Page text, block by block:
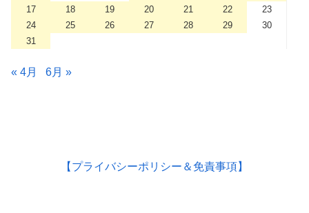
17
18 19 20 21 22
23
24
25 26 27 28 29
30
31
« 4月 6月 »
【プライバシーポリシー＆免責事項】